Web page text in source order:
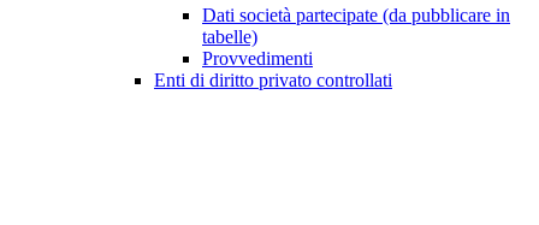
Dati società partecipate (da pubblicare in
tabelle)
Provvedimenti
Enti di diritto privato controllati